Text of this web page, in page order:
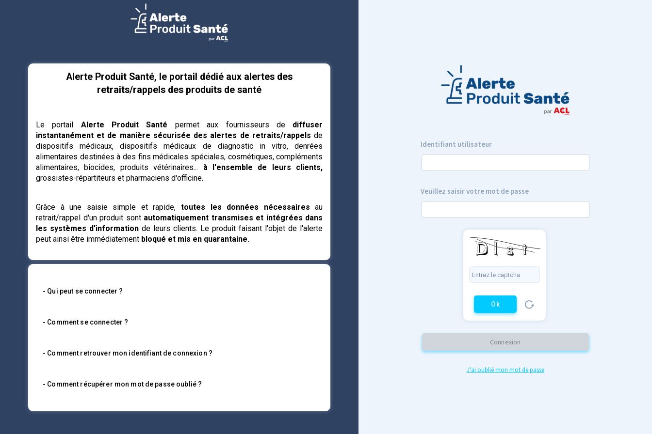
Alerte Produit Santé, le portail dédié aux alertes des
retraits/rappels des produits de santé
Le portail Alerte Produit Santé permet aux fournisseurs de diffuser
instantanément et de manière sécurisée des alertes de retraits/rappelsde
dispositifs médicaux, dispositifs médicaux de diagnostic in vitro, denrées
alimentaires destinées à des fins médicales spéciales, cosmétiques, compléments
alimentaires, biocides, produits vétérinaires... à l'ensemble de leurs clients,
grossistes-répartiteurs et pharmaciens d'officine.
Grâce à une saisie simple et rapide, toutes les données nécessairesau
retrait/rappel d'un produit sont automatiquement transmises et intégrées dans
les systèmes d'information de leurs clients. Le produit faisant l'objet de l'alerte
peut ainsi être immédiatement bloqué et mis en quarantaine.
- Qui peut se connecter ?
- Comment se connecter ?
- Comment retrouver mon identifiant de connexion ?
- Comment récupérer mon mot de passe oublié ?
Identifiant utilisateur
Veuillez saisir votre mot de passe
Ok
Connexion
J'ai oublié mon mot de passe